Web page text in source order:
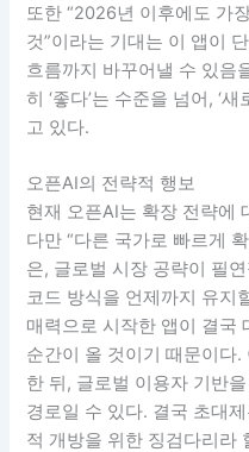
또한 “2026년 이후에도 가
것”이라는 기대는 이 앱이
흐름까지 바꾸어낼 수 있음
히 ‘좋다’는 수준을 넘어, ‘
고 있다.
오픈AI의 전략적 행보
현재 오픈AI는 확장 전략에
다만 “다른 국가로 빠르게
은, 글로벌 시장 공략이 필
코드 방식을 언제까지 유지
매력으로 시작한 앱이 결국
순간이 올 것이기 때문이다
한 뒤, 글로벌 이용자 기반
경로일 수 있다. 결국 초대
적 개방을 위한 징검다리라